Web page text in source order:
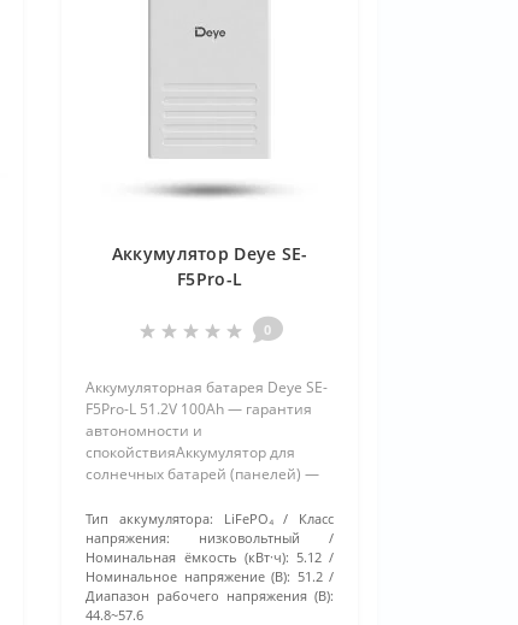
Аккумулятор Deye SE-
F5Pro-L
0
Аккумуляторная батарея Deye SE-
F5Pro-L 51.2V 100Ah — гарантия
автономности и
спокойствияАккумулятор для
солнечных батарей (панелей) —
который способен накапливать
электричество как от солнечных
модулей, так и от электр..
Тип аккумулятора: LiFePO₄
Класс
напряжения:
низковольтный
Номинальная ёмкость (кВт·ч): 5.12
Номинальное напряжение (В): 51.2
Диапазон рабочего напряжения (В):
44.8~57.6